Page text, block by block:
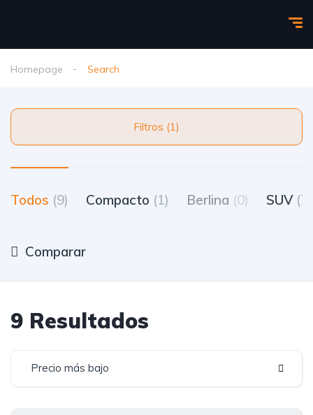
Homepage Search
Filtros (1)
Todos (9) Compacto (1) Berlina (0) SUV (7)
Comparar
9 Resultados
Precio más bajo